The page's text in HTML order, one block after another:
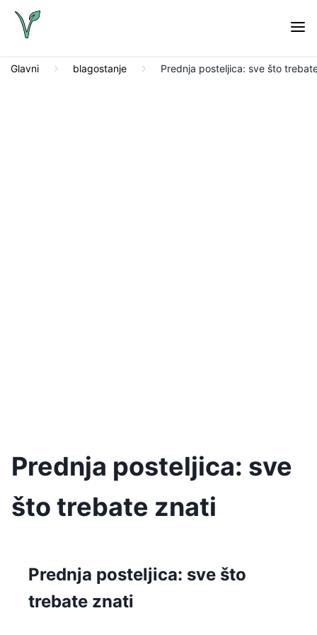
Glavni blagostanje Prednja posteljica: sve što
Prednja posteljica: sve
što trebate znati
Prednja posteljica: sve što
trebate znati